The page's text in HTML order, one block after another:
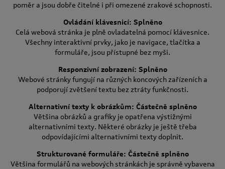
poměr a jsou dobře čitelné i při omezené zrakové schopnosti.
Ovládání klávesnicí: Splněno
Celá webová stránka je plně ovladatelná pomocí klávesnice.
Všechny interaktivní prvky, jako je navigace, tlačítka a
formuláře, jsou přístupné bez myši.
Responzivní zobrazení: Splněno
Webové stránky fungují na různých koncových zařízeních a
podporují zvětšení textu bez ztráty funkčnosti.
Alternativní texty k obrázkům: Částečně splněno
Většina obrázků a grafiky je opatřena výstižnými
alternativními texty. Některé obrázky je ještě třeba
odpovídajícími alternativními texty doplnit.
Strukturované formuláře: Částečně splněno
Většina formulářů na webových stránkách je správně vybavena